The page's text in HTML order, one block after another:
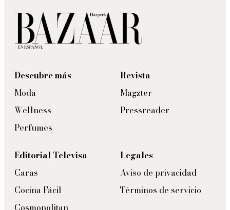
Descubre más
Moda
Wellness
Perfumes
Revista
Magzter
Pressreader
Editorial Televisa
Caras
Cocina Fácil
Legales
Aviso de privacidad
Términos de servicio